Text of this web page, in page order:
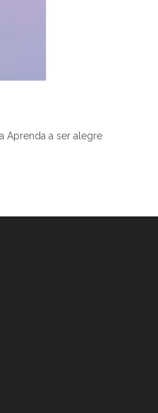
Aprenda a ser alegre